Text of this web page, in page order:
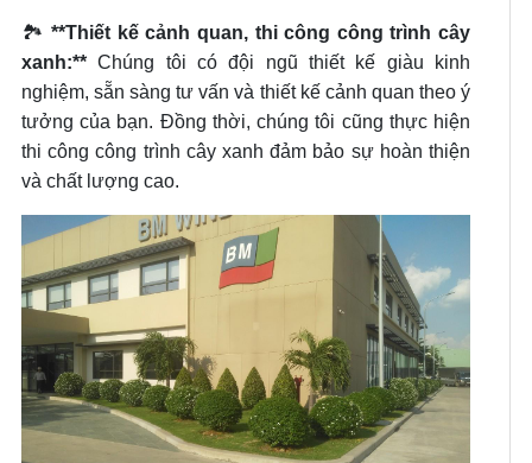
🏞️**Thiết kế cảnh quan, thi công công trình cây
xanh:** Chúng tôi có đội ngũ thiết kế giàu kinh
nghiệm, sẵn sàng tư vấn và thiết kế cảnh quan theo ý
tưởng của bạn. Đồng thời, chúng tôi cũng thực hiện
thi công công trình cây xanh đảm bảo sự hoàn thiện
và chất lượng cao.